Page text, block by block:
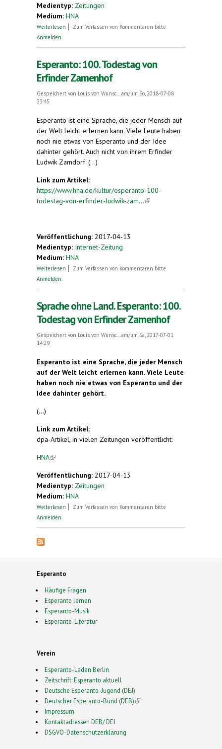
Medientyp: Zeitungen
Medium: HNA
Weiterlesen über Über einen Harleshäuser, der sich für die
Zum Verfassen von Kommentaren bitte
Anmelden
Esperanto: 100. Todestag von
Erfinder Zamenhof
Gespeichert von Louis von Wunsc...
am/um So, 2018-07-08
23:45
Esperanto ist eine Sprache, die jeder Mensch auf
der Welt leicht erlernen kann. Viele Leute haben
noch nie etwas von Esperanto und der Idee
dahinter gehört. Auch nicht von ihrem Erfinder
Ludwik Zamdorf. (...)
Link zum Artikel:
https://www.hna.de/kultur/esperanto-100-
todestag-von-erfinder-ludwik-zam...(link is
Veröffentlichung: 2017-04-13
Medientyp: Internet-Zeitung
Medium: HNA
Weiterlesen über Esperanto: 100. Todestag von Erfinder
Zum Verfassen von Kommentaren bitte
Anmelden
Sprache ohne Land. Esperanto: 100.
Todestag von Erfinder Zamenhof
Gespeichert von Louis von Wunsc...
am/um Sa, 2017-07-01
14:29
Esperanto ist eine Sprache, die jeder Mensch
auf der Welt leicht erlernen kann. Viele Leute
haben noch nie etwas von Esperanto und der
Idee dahinter gehört.
(...)
Link zum Artikel:
dpa-Artikel, in vielen Zeitungen veröffentlicht:
HNA(link is external)
Veröffentlichung: 2017-04-13
Medientyp: Zeitungen
Medium: HNA
Weiterlesen über Sprache ohne Land. Esperanto: 100.
Zum Verfassen von Kommentaren bitte
Anmelden
Esperanto
Häufige Fragen
Esperanto lernen
Esperanto-Musik
Esperanto-Literatur
Verein
Esperanto-Laden Berlin
Zeitschrift: Esperanto aktuell
Deutsche Esperanto-Jugend (DEJ)
Deutscher Esperanto-Bund (DEB)(link is external)
Impressum
Kontaktadressen DEB/ DEJ
DSGVO-Datenschutzerklärung